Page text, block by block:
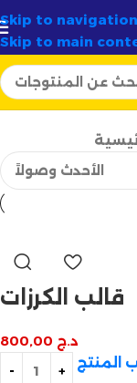
Skip to navigation
Skip to main
✨
قالب الكرزات
د.ج
المنتج